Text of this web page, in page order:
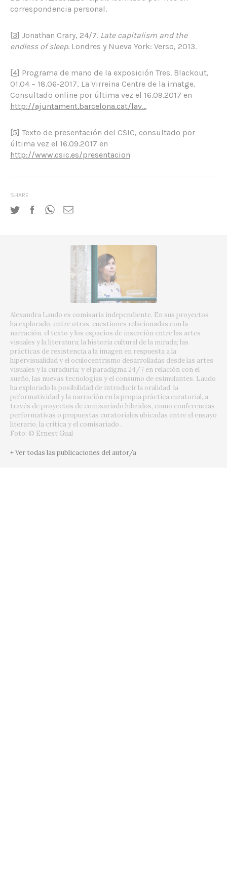
correspondencia personal.
[3] Jonathan Crary, 24/7. Late capitalism and the
endless of sleep. Londres y Nueva York: Verso, 2013.
[4] Programa de mano de la exposición Tres. Blackout,
01.04 – 18.06-2017, La Virreina Centre de la imatge.
Consultado online por última vez el 16.09.2017 en
http://ajuntament.barcelona.cat/lav…
[5] Texto de presentación del CSIC, consultado por
última vez el 16.09.2017 en
http://www.csic.es/presentacion
SHARE
Alexandra Laudo es comisaria independiente. En sus proyectos
ha explorado, entre otras, cuestiones relacionadas con la
narración, el texto y los espacios de inserción entre las artes
visuales y la literatura; la historia cultural de la mirada; las
prácticas de resistencia a la imagen en respuesta a la
hipervisualidad y el oculocentrismo desarrolladas desde las artes
visuales y la curaduría; y el paradigma 24/7 en relación con el
sueño, las nuevas tecnologías y el consumo de esimulantes. Laudo
ha explorado la posibilidad de introducir la oralidad, la
peformatividad y la narración en la propia práctica curatorial, a
través de proyectos de comisariado híbridos, como conferencias
performativas o propuestas curatoriales ubicadas entre el ensayo
literario, la crítica y el comisariado .
Foto: © Ernest Gual
+ Ver todas las publicaciones del autor/a